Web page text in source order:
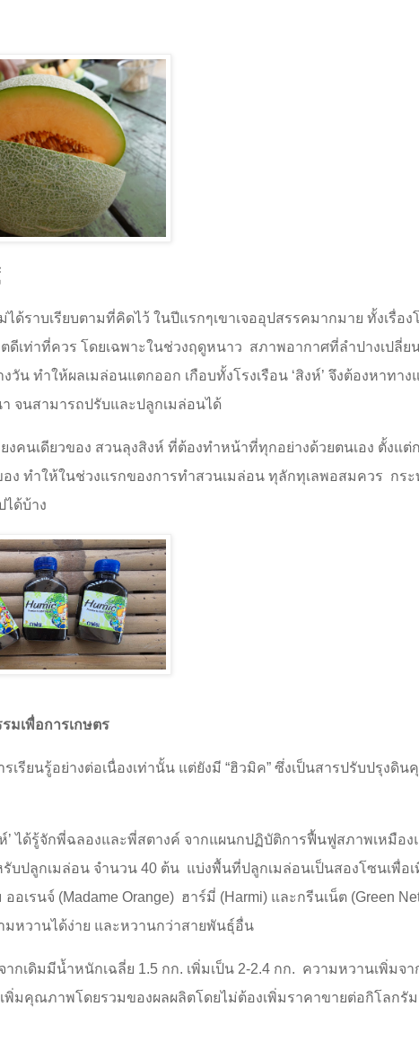
ได้ราบเรียบตามที่คิดไว้ ในปีแรกๆเขาเจออุปสรรคมากมาย ทั้งเรื่อง
เท่าที่ควร โดยเฉพาะในช่วงฤดูหนาว สภาพอากาศที่ลำปางเปลี่ย
น ทำให้ผลเมล่อนแตกออก เกือบทั้งโรงเรือน ‘สิงห์’ จึงต้องหาทาง
จนสามารถปรับและปลูกเมล่อนได้
งคนเดียวของ สวนลุงสิงห์ ที่ต้องทำหน้าที่ทุกอย่างด้วยตนเอง ตั้งแต่
ง ทำให้ในช่วงแรกของการทำสวนเมล่อน ทุลักทุเลพอสมควร กระ
ได้บ้าง
มเพื่อการเกษตร
รียนรู้อย่างต่อเนื่องเท่านั้น แต่ยังมี “ฮิวมิค” ซึ่งเป็นสารปรับปรุงดิ
’ ได้รู้จักพี่ฉลองและพี่สตางค์ จากแผนกปฏิบัติการฟื้นฟูสภาพเหมือง
บปลูกเมล่อน จำนวน 40 ต้น แบ่งพื้นที่ปลูกเมล่อนเป็นสองโซนเพื่อเ
ออเรนจ์ (Madame Orange) ฮาร์มี่ (Harmi) และกรีนเน็ต (Green
หวานได้ง่าย และหวานกว่าสายพันธุ์อื่น
เดิมมีน้ำหนักเฉลี่ย 1.5 กก. เพิ่มเป็น 2-2.4 กก. ความหวานเพิ่มจา
พิ่มคุณภาพโดยรวมของผลผลิตโดยไม่ต้องเพิ่มราคาขายต่อกิโลกรัม